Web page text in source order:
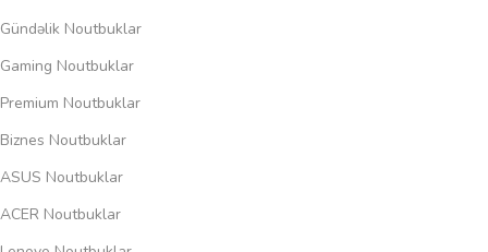
Gündəlik Noutbuklar
Gaming Noutbuklar
Premium Noutbuklar
Biznes Noutbuklar
ASUS Noutbuklar
ACER Noutbuklar